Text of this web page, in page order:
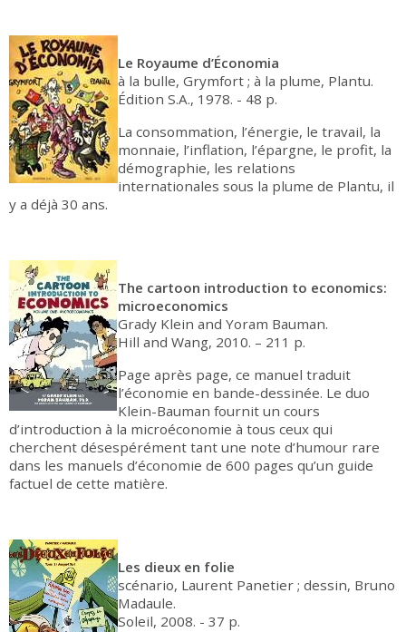
Le Royaume d’Économia
à la bulle, Grymfort ; à la plume, Plantu.
Édition S.A., 1978. - 48 p.
La consommation, l’énergie, le travail, la
monnaie, l’inflation, l’épargne, le profit, la
démographie, les relations
internationales sous la plume de Plantu, il
y a déjà 30 ans.
The cartoon introduction to economics:
microeconomics
Grady Klein and Yoram Bauman.
Hill and Wang, 2010. – 211 p.
Page après page, ce manuel traduit
l’économie en bande-dessinée. Le duo
Klein-Bauman fournit un cours
d’introduction à la microéconomie à tous ceux qui
cherchent désespérément tant une note d’humour rare
dans les manuels d’économie de 600 pages qu’un guide
factuel de cette matière.
Les dieux en folie
scénario, Laurent Panetier ; dessin, Bruno
Madaule.
Soleil, 2008. - 37 p.